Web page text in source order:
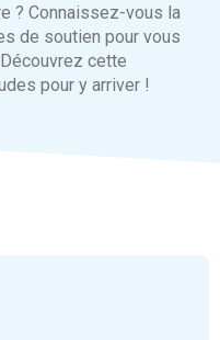
? Connaissez-vous la
de soutien pour vous
cette
pour y arriver !